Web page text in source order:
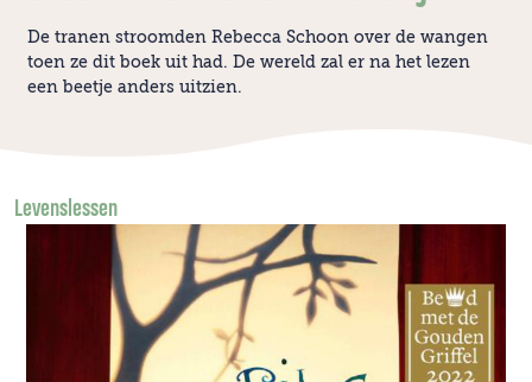
De tranen stroomden Rebecca Schoon over de wangen
toen ze dit boek uit had. De wereld zal er na het lezen
een beetje anders uitzien.
Levenslessen